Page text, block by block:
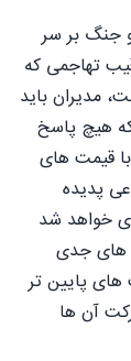
جنگ بر سر
تهاجمی که
مدیران باید
هیچ پاسخ
با قیمت های
پدیده
خواهد شد
های جدی
های پایین تر
آن ها